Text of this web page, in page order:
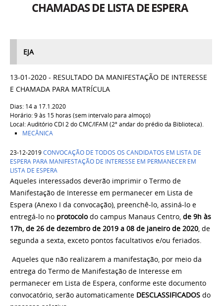
CHAMADAS DE LISTA DE ESPERA
EJA
13-01-2020 - RESULTADO DA MANIFESTAÇÃO DE INTERESSE
E CHAMADA PARA MATRÍCULA
Dias: 14 a 17.1.2020
Horário: 9 às 15 horas (sem intervalo para almoço)
Local: Auditório CDI 2 do CMC/IFAM (2º andar do prédio da Biblioteca).
MECÂNICA
23-12-2019CONVOCAÇÃO DE TODOS OS CANDIDATOS EM LISTA DE
ESPERA PARA MANIFESTAÇÃO DE INTERESSE EM PERMANECER EM
LISTA DE ESPERA
Aqueles interessados deverão imprimir o Termo de
Manifestação de Interesse em permanecer em Lista de
Espera (Anexo I da convocação), preenchê-lo, assiná-lo e
entregá-lo no protocolodo campus Manaus Centro, de 9h às
17h, de 26 de dezembro de 2019 a 08 de janeiro de 2020, de
segunda a sexta, exceto pontos facultativos e/ou feriados.
Aqueles que não realizarem a manifestação, por meio da
entrega do Termo de Manifestação de Interesse em
permanecer em Lista de Espera, conforme este documento
convocatório, serão automaticamente DESCLASSIFICADOS do